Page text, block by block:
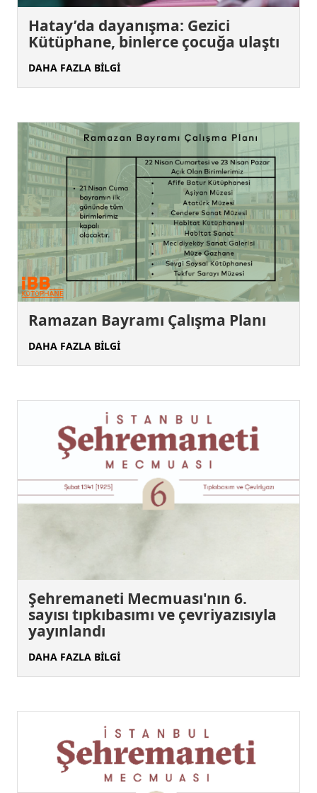
Hatay’da dayanışma: Gezici
Kütüphane, binlerce çocuğa ulaştı
DAHA FAZLA BİLGİ
Ramazan Bayramı Çalışma Planı
DAHA FAZLA BİLGİ
Şehremaneti Mecmuası'nın 6.
sayısı tıpkıbasımı ve çevriyazısıyla
yayınlandı
DAHA FAZLA BİLGİ